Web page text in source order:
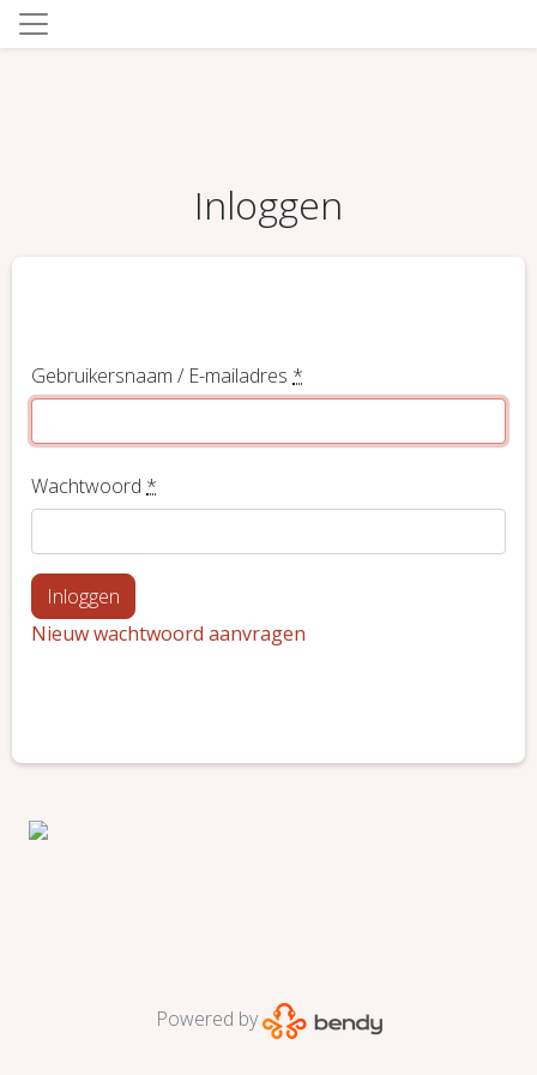
Inloggen
Gebruikersnaam / E-mailadres *
Wachtwoord *
Nieuw wachtwoord aanvragen
Powered by